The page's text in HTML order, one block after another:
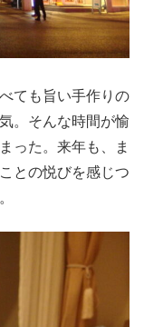
ても旨い手作りの
。そんな時間が愉
った。来年も、ま
との悦びを感じつ